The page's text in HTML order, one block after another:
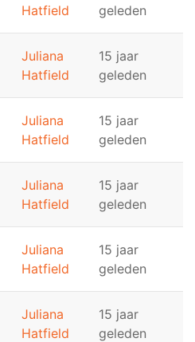
Hatfield
geleden
Juliana
Hatfield
15 jaar
geleden
Juliana
Hatfield
15 jaar
geleden
Juliana
Hatfield
15 jaar
geleden
Juliana
Hatfield
15 jaar
geleden
Juliana
Hatfield
15 jaar
geleden